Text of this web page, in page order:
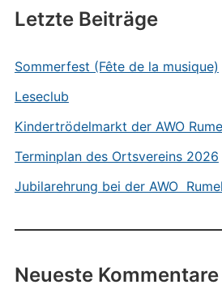
Letzte Beiträge
Sommerfest (Fête de la musique)
Leseclub
Kindertrödelmarkt der AWO
Terminplan des Ortsvereins 2026
Jubilarehrung bei der AWO
Neueste Kommentare